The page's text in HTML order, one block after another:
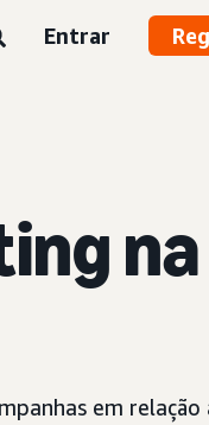
Entrar
na
em relação